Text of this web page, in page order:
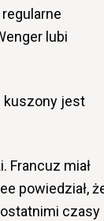
lubi
kuszony jest
Francuz miał
powiedział,
ostatnimi czasy